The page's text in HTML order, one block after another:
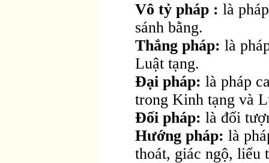
Vô tỷ pháp : là
sánh bằng.
Thắng pháp: là
Luật tạng.
Ðại pháp: là pháp
trong Kinh tạng và
Ðối pháp: là đối
Hướng pháp: là
thoát, giác ngộ, liểu